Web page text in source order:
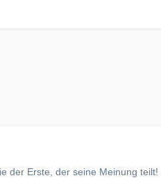
der Erste, der seine Meinung teilt!